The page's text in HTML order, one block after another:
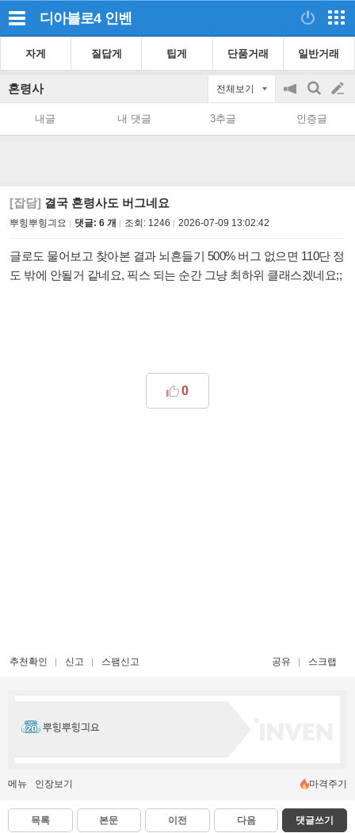
디아블로4 인벤
자게 질답게 팁게 단품거래 일반거래
혼령사 전체보기
공
on/off
검
색
글
쓰
내글 내 댓글 3추글 인증글
[잡담] 결국 혼령사도 버그네요
뿌힝뿌힝긔요 댓글: 6 개 조회: 1246 2026-07-09 13:02:42
글로도 물어보고 찾아본 결과 뇌흔들기 500% 버그 없으면 110단 정
도 밖에 안될거 같네요, 픽스 되는 순간 그냥 최하위 클래스겠네요;;
0
추천확인 신고 스팸신고 공유 스크랩
뿌힝뿌힝긔요
메뉴 인장보기 마격주기
목록 본문 이전 다음 댓글쓰기